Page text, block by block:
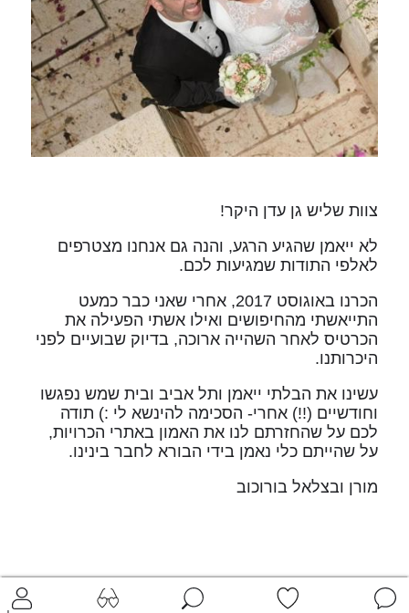
צוות שליש גן עדן היקר!
לא ייאמן שהגיע הרגע, והנה גם אנחנו מצטרפים
לאלפי התודות שמגיעות לכם.
הכרנו באוגוסט 2017, אחרי שאני כבר כמעט
התייאשתי מהחיפושים ואילו אשתי הפעילה את
הכרטיס לאחר השהייה ארוכה, בדיוק שבועיים לפני
היכרותנו.
עשינו את הבלתי ייאמן ותל אביב ובית שמש נפגשו
וחודשיים (!!) אחרי- הסכימה להינשא לי :) תודה
לכם על שהחזרתם לנו את האמון באתרי הכרויות,
על שהייתם כלי נאמן בידי הבורא לחבר בינינו.
מורן ובצלאל בורוכוב